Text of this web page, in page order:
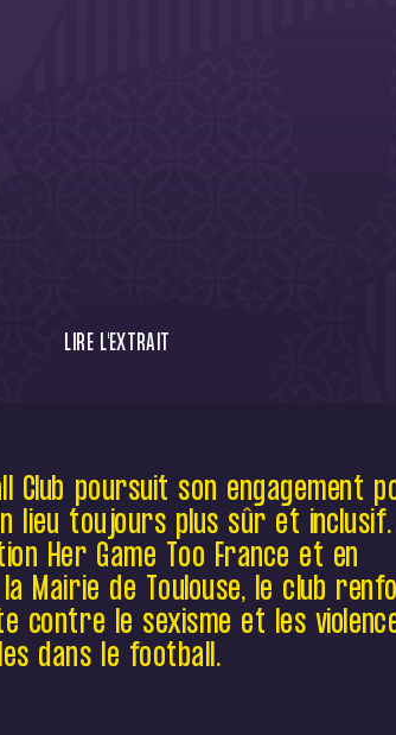
LIRE L'EXTRAIT
sûr et inclusif. Aux côtés de
Her Game Too France et avec
Toulouse, le club renforce ses
contre le sexisme, les
et sexuelles dans le
Club poursuit son engagement
lieu toujours plus sûr et inclusif.
Her Game Too France et en
Mairie de Toulouse, le club
contre le sexisme et les
dans le football.